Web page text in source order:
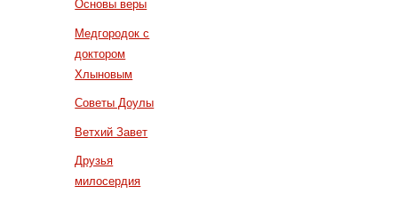
Основы веры
Медгородок с
доктором
Хлыновым
Советы Доулы
Ветхий Завет
Друзья
милосердия